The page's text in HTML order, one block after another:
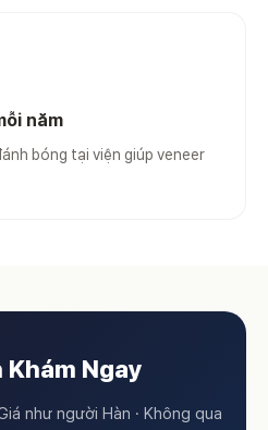
năm
bóng tại viện giúp veneer
Ngay
như người Hàn · Không qua